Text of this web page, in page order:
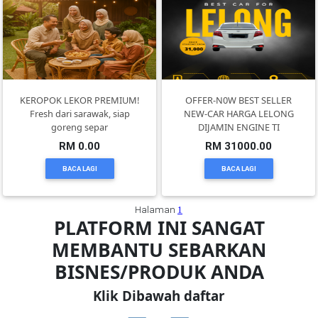
KEROPOK LEKOR PREMIUM!
Fresh dari sarawak, siap
goreng separ
RM 0.00
BACA LAGI
OFFER-N0W BEST SELLER
NEW-CAR HARGA LELONG
DIJAMIN ENGINE TI
RM 31000.00
BACA LAGI
Halaman 1
PLATFORM INI SANGAT
MEMBANTU SEBARKAN
BISNES/PRODUK ANDA
Klik Dibawah daftar
FESYEN
WANITA(0)
KECANTIKAN(7)
LELAKI(0)
WANGI(8)
PENDIDIKAN(19)